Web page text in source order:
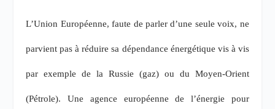
L’Union Européenne, faute de parler d’une seule voix, ne
parvient pas à réduire sa dépendance énergétique vis à vis
par exemple de la Russie (gaz) ou du Moyen-Orient
(Pétrole). Une agence européenne de l’énergie pour